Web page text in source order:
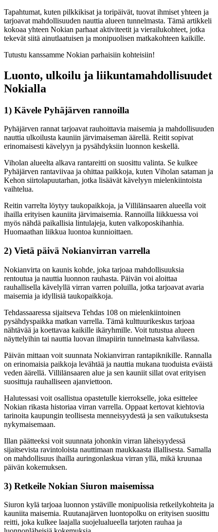
Tapahtumat, kuten pilkkikisat ja toripäivät, tuovat ihmiset yhteen ja
tarjoavat mahdollisuuden nauttia alueen tunnelmasta. Tämä artikkeli
kokoaa yhteen Nokian parhaat aktiviteetit ja vierailukohteet, jotka
tekevät siitä ainutlaatuisen ja monipuolisen matkakohteen kaikille.
Tutustu kanssamme Nokian parhaisiin kohteisiin!
Luonto, ulkoilu ja liikuntamahdollisuudet
Nokialla
1) Kävele Pyhäjärven rannoilla
Pyhäjärven rannat tarjoavat rauhoittavia maisemia ja mahdollisuuden
nauttia ulkoilusta kauniin järvimaiseman äärellä. Reitit sopivat
erinomaisesti kävelyyn ja pysähdyksiin luonnon keskellä.
Viholan alueelta alkava rantareitti on suosittu valinta. Se kulkee
Pyhäjärven rantaviivaa ja ohittaa paikkoja, kuten Viholan sataman ja
Kehon siirtolapuutarhan, jotka lisäävät kävelyyn mielenkiintoista
vaihtelua.
Reitin varrelta löytyy taukopaikkoja, ja Villilänsaaren alueella voit
ihailla erityisen kauniita järvimaisemia. Rannoilla liikkuessa voi
myös nähdä paikallisia lintulajeja, kuten valkoposkihanhia.
Huomaathan liikkua luontoa kunnioittaen.
2) Vietä päivä Nokianvirran varrella
Nokianvirta on kaunis kohde, joka tarjoaa mahdollisuuksia
rentoutua ja nauttia luonnon rauhasta. Päivän voi aloittaa
rauhallisella kävelyllä virran varren poluilla, jotka tarjoavat avaria
maisemia ja idyllisiä taukopaikkoja.
Tehdassaaressa sijaitseva Tehdas 108 on mielenkiintoinen
pysähdyspaikka matkan varrella. Tämä kulttuurikeskus tarjoaa
nähtävää ja koettavaa kaikille ikäryhmille. Voit tutustua alueen
näyttelyihin tai nauttia luovan ilmapiirin tunnelmasta kahvilassa.
Päivän mittaan voit suunnata Nokianvirran rantapiknikille. Rannalla
on erinomaisia paikkoja levähtää ja nauttia mukana tuoduista eväistä
veden äärellä. Villilänsaaren alue ja sen kauniit sillat ovat erityisen
suosittuja rauhalliseen ajanviettoon.
Halutessasi voit osallistua opastetulle kierrokselle, joka esittelee
Nokian rikasta historiaa virran varrella. Oppaat kertovat kiehtovia
tarinoita kaupungin teollisesta menneisyydestä ja sen vaikutuksesta
nykymaisemaan.
Illan päätteeksi voit suunnata johonkin virran läheisyydessä
sijaitsevista ravintoloista nauttimaan maukkaasta illallisesta. Samalla
on mahdollisuus ihailla auringonlaskua virran yllä, mikä kruunaa
päivän kokemuksen.
3) Retkeile Nokian Siuron maisemissa
Siuron kylä tarjoaa luonnon ystäville monipuolisia retkeilykohteita ja
kauniita maisemia. Ruutanajärven luontopolku on erityisen suosittu
reitti, joka kulkee laajalla suojelualueella tarjoten rauhaa ja